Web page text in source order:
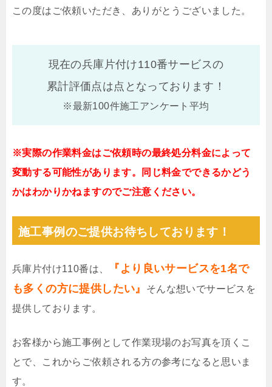
この度はご依頼いただき、ありがとうございました。
現在の兵庫片付け110番サービスの
累計評価点は点となっております！
※最新100件施工アンケート平均
※実際の作業料金はご依頼時の最終処分料金によって
変動する可能性があります。同じ料金でできるかどう
かはわかりかねますのでご注意ください。
施工事例のご提供お待ちしております！
兵庫片付け110番は、
『より良いサービスを1名で
も多くの方に提供したい』
そんな想いでサービスを
提供しております。
お客様から施工事例として作業現場のお写真を頂くこ
とで、これからご依頼される方の参考になると思いま
す。